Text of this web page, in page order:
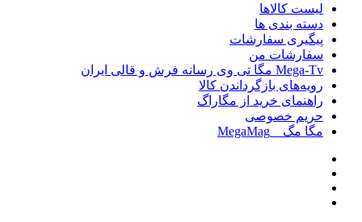
لیست کالاها
دسته بندی ها
پیگیری سفارشات
سفارشات من
Mega-Tv مگا تی وی رسانه فرش و قالی ایران
رویه‌های بازگرداندن کالا
راهنمای خرید از مگاراگ
حریم خصوصی
مگا مگ _ MegaMag